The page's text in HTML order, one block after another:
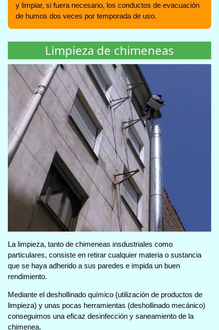
y limpiar, si fuera necesario, los conductos de evacuación
de humos dos veces por temporada de uso.
Limpieza de chimeneas
La limpieza, tanto de chimeneas insdustriales como
particulares, consiste en retirar cualquier materia o sustancia
que se haya adherido a sus paredes e impida un buen
rendimiento.
Mediante el deshollinado químico (utilización de productos de
limpieza) y unas pocas herramientas (deshollinado mecánico)
conseguimos una eficaz desinfección y saneamiento de la
chimenea.